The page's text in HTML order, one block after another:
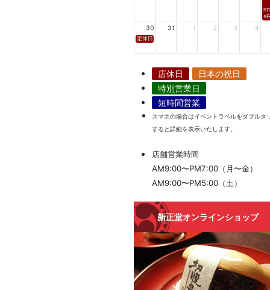
※
30 31 1 2 3 4
定休日
店休日
日本の祝日
特別営業日
短時間営業
スマホの場合はイベントラベルをダブルタ
すると詳細を表示いたします。
店舗営業時間
AM9:00〜PM7:00（月〜金）
AM9:00〜PM5:00（土）
新正堂オンラインショップ